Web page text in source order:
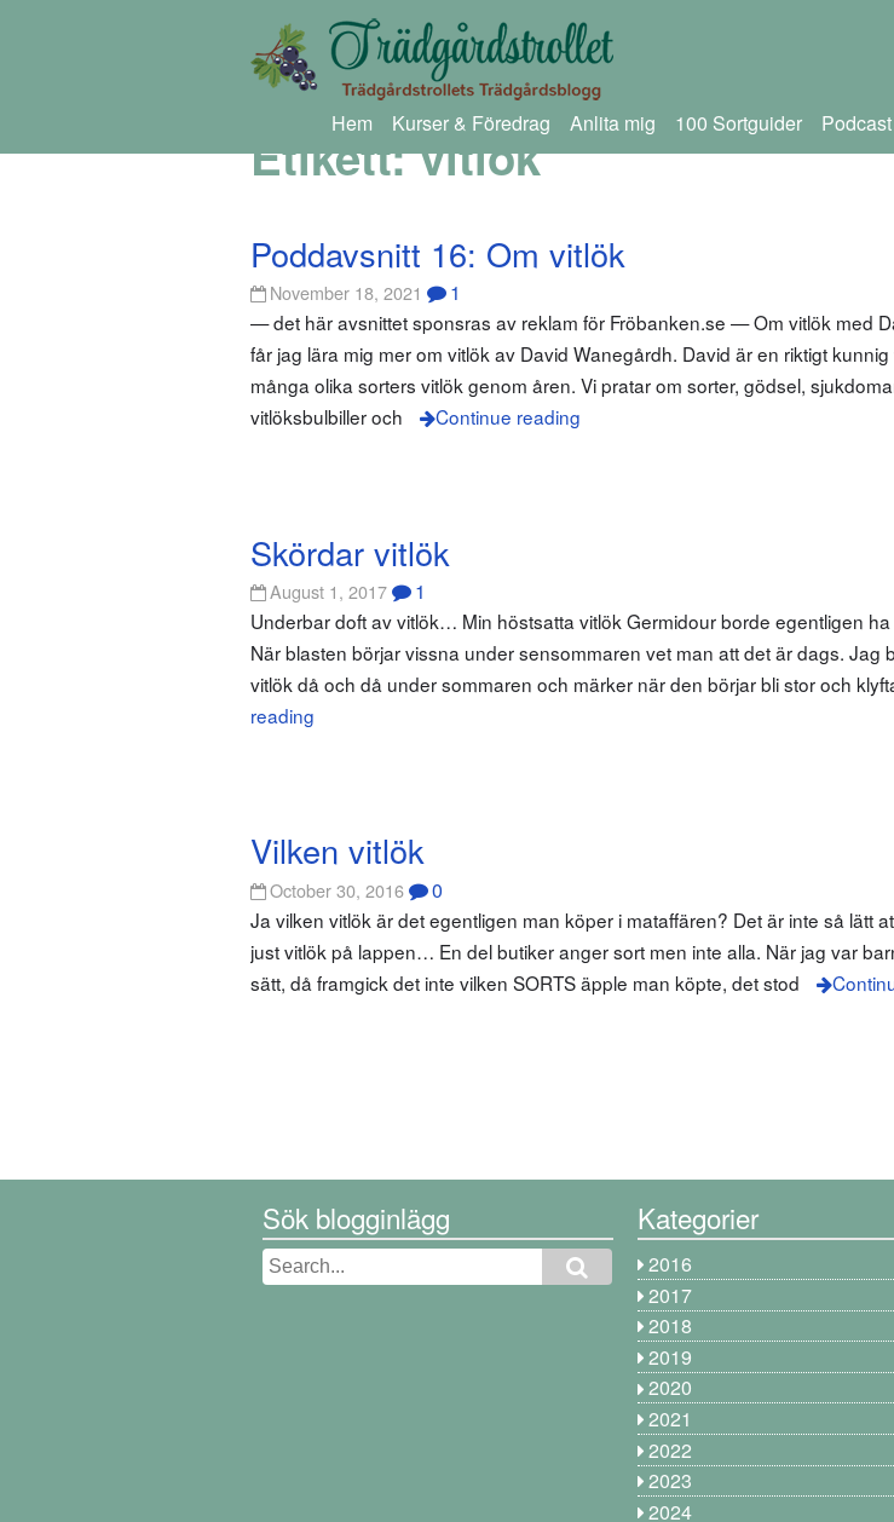
Hem Kurser & Föredrag Anlita mig 100 Sortguider Podcast
Etikett:vitlök
Poddavsnitt 16: Om vitlök
November 18, 2021 1
— det här avsnittet sponsras av reklam för Fröbanken.se — Om vitlök med
får jag lära mig mer om vitlök av David Wanegårdh. David är en riktigt
många olika sorters vitlök genom åren. Vi pratar om sorter, gödsel,
vitlöksbulbiller och
Continue reading
Skördar vitlök
August 1, 2017 1
Underbar doft av vitlök… Min höstsatta vitlök Germidour borde egentligen
När blasten börjar vissna under sensommaren vet man att det är dags. Jag
vitlök då och då under sommaren och märker när den börjar bli stor och
reading
Vilken vitlök
October 30, 2016 0
Ja vilken vitlök är det egentligen man köper i mataffären? Det är inte så lätt
just vitlök på lappen… En del butiker anger sort men inte alla. När jag var
sätt, då framgick det inte vilken SORTS äpple man köpte, det stod
Sök blogginlägg Kategorier
2016
2017
2018
2019
2020
2021
2022
2023
2024